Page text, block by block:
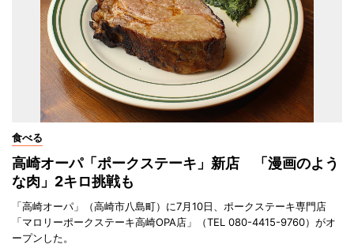
食べる
高崎オーパ「ポークステーキ」新店 「漫画のよう
な肉」2キロ挑戦も
「高崎オーパ」（高崎市八島町）に7月10日、ポークステーキ専門店
「マロリーポークステーキ高崎OPA店」（TEL 080-4415-9760）がオ
ープンした。